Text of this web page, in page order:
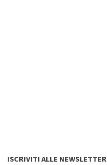
ISCRIVITI ALLE NEWSLETTER